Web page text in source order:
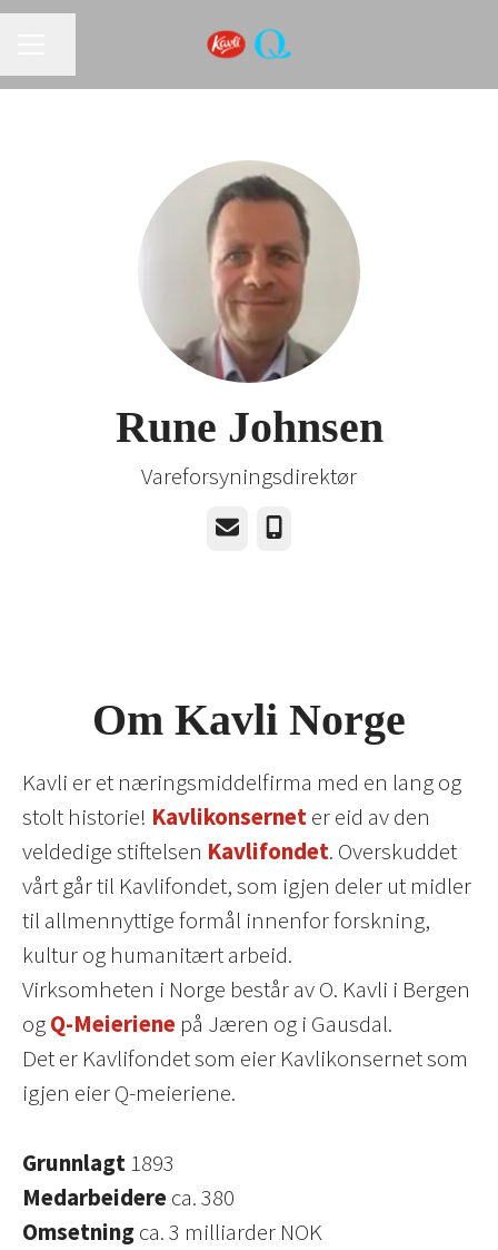
Rune Johnsen
Vareforsyningsdirektør
E-post Telefonnummer
Om Kavli Norge
Kavli er et næringsmiddelfirma med en lang og
stolt historie! Kavlikonserneter eid av den
veldedige stiftelsen Kavlifondet. Overskuddet
vårt går til Kavlifondet, som igjen deler ut midler
til allmennyttige formål innenfor forskning,
kultur og humanitært arbeid.
Virksomheten i Norge består av O. Kavli i Bergen
ogQ-Meieriene på Jæren og i Gausdal.
Det er Kavlifondet som eier Kavlikonsernet som
igjen eier Q-meieriene.
Grunnlagt 1893
Medarbeidereca. 380
Omsetningca. 3 milliarder NOK